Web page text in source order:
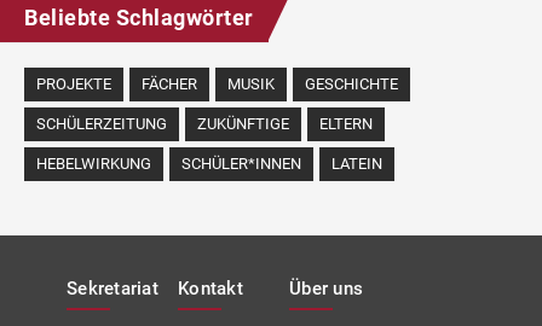
Beliebte Schlagwörter
PROJEKTE FÄCHER MUSIK GESCHICHTE
SCHÜLERZEITUNG ZUKÜNFTIGE ELTERN
HEBELWIRKUNG SCHÜLER*INNEN LATEIN
Sekretariat Kontakt Über uns